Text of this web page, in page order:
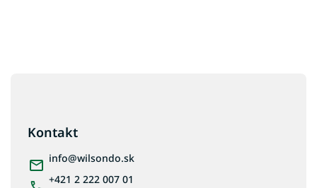
Kontakt
info@wilsondo.sk
+421 2 222 007 01